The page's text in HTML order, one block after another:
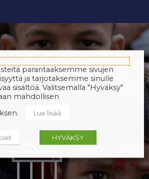
parantaaksemme sivujen
ja tarjotaksemme sinulle
sisältöä. Valitsemalla "Hyväksy"
mahdollisen
Lue lisää
HYVÄKSY